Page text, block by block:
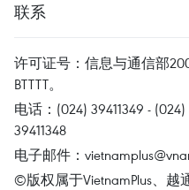
联系
许可证号：信息与通信部
BTTTT。
电话：(024) 39411349 -
39411348
电子邮件：
©版权属于VietnamPlus、